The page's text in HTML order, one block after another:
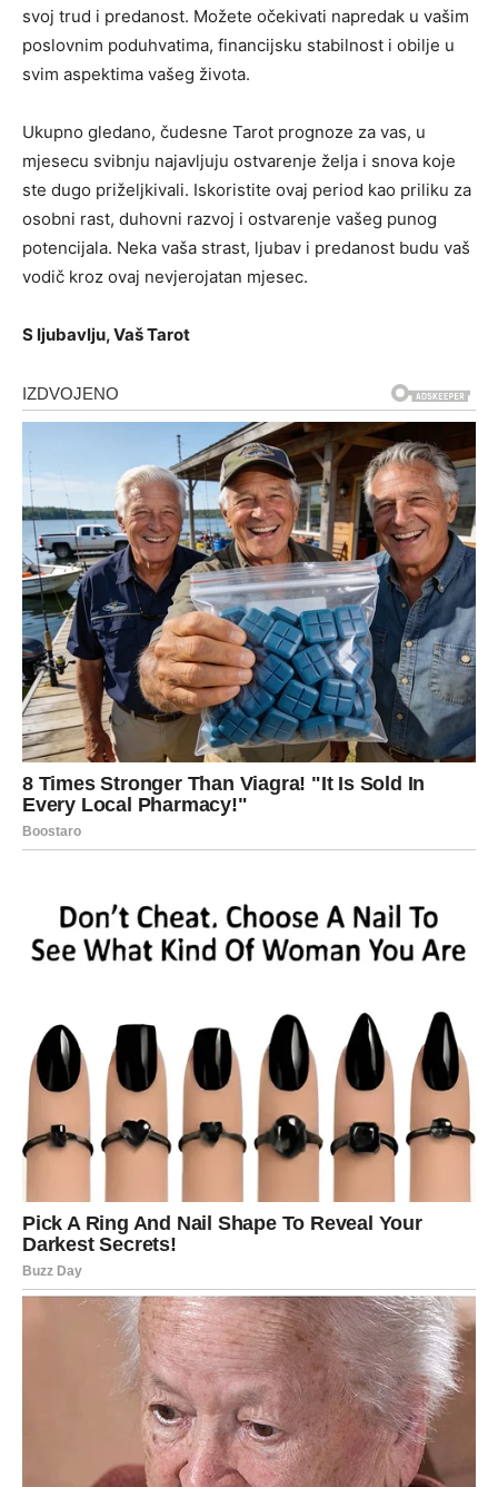
svoj trud i predanost. Možete očekivati napredak u vašim
poslovnim poduhvatima, financijsku stabilnost i obilje u
svim aspektima vašeg života.
Ukupno gledano, čudesne Tarot prognoze za vas, u
mjesecu svibnju najavljuju ostvarenje želja i snova koje
ste dugo priželjkivali. Iskoristite ovaj period kao priliku za
osobni rast, duhovni razvoj i ostvarenje vašeg punog
potencijala. Neka vaša strast, ljubav i predanost budu vaš
vodič kroz ovaj nevjerojatan mjesec.
S ljubavlju, Vaš Tarot